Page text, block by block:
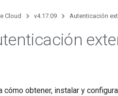
Cloud v4.17.09 Autenticación
cómo obtener, instalar y